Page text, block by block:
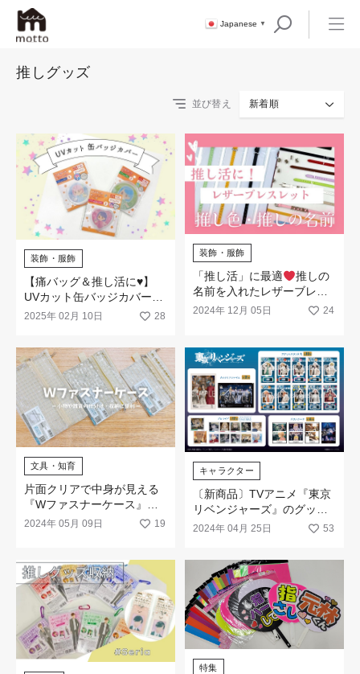
Japanese ▼
推しグッズ
並び替え 新着順
装飾・服飾
【痛バッグ＆推し活に♥】
UVカット缶バッジカバーが
100均に新登場！
2025年 02月 10日 28
装飾・服飾
「推し活」に最適
推しの
名前を入れたレザーブレス
レットが簡単に作れます
2024年 12月 05日 24
文具・知育
片面クリアで中身が見える
『Wファスナーケース』が3
サイズで新登場☆
2024年 05月 09日 19
キャラクター
〔新商品〕TVアニメ『東京
リベンジャーズ』のグッズ
が発売！
2024年 04月 25日 53
特集